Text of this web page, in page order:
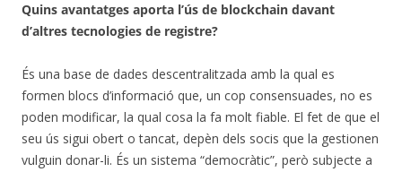
Quins avantatges aporta l’ús de blockchain davant
d’altres tecnologies de registre?
És una base de dades descentralitzada amb la qual es
formen blocs d’informació que, un cop consensuades, no es
poden modificar, la qual cosa la fa molt fiable. El fet de que el
seu ús sigui obert o tancat, depèn dels socis que la gestionen
vulguin donar-li. És un sistema “democràtic”, però subjecte a